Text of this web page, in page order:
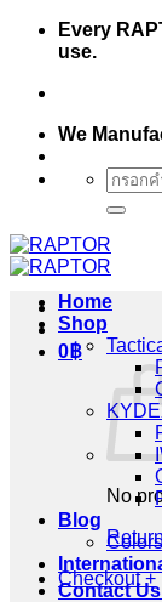
Skip
Every
use.
We
for:
0฿
No
Checkout +
Home
Shop
Blog
Contact